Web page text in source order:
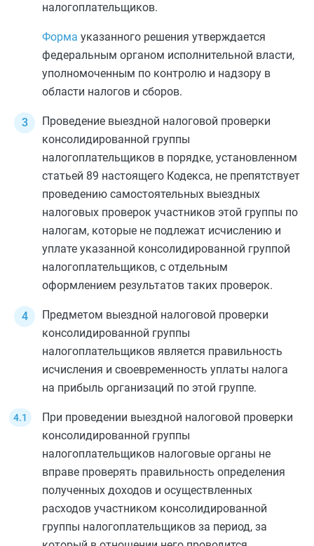
налогоплательщиков.
Форма указанного решения утверждается
федеральным органом исполнительной власти,
уполномоченным по контролю и надзору в
области налогов и сборов.
Проведение выездной налоговой проверки
консолидированной группы
налогоплательщиков в порядке, установленном
статьей 89 настоящего Кодекса, не препятствует
проведению самостоятельных выездных
налоговых проверок участников этой группы по
налогам, которые не подлежат исчислению и
уплате указанной консолидированной группой
налогоплательщиков, с отдельным
оформлением результатов таких проверок.
Предметом выездной налоговой проверки
консолидированной группы
налогоплательщиков является правильность
исчисления и своевременность уплаты налога
на прибыль организаций по этой группе.
При проведении выездной налоговой проверки
консолидированной группы
налогоплательщиков налоговые органы не
вправе проверять правильность определения
полученных доходов и осуществленных
расходов участником консолидированной
группы налогоплательщиков за период, за